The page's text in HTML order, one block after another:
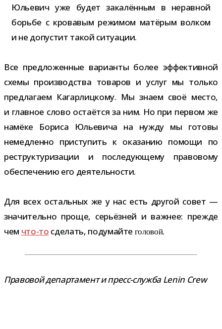
Юльевич уже будет зака­лён­ным в нерав­ной
борьбе с кро­ва­вым режи­мом матё­рым вол­ком
и не допу­стит такой ситуации.
Все пред­ло­жен­ные вари­анты более эффек­тив­ной
схемы про­из­вод­ства това­ров и услуг мы только
пред­ла­гаем Кагарлицкому. Мы знаем своё место,
и глав­ное слово оста­ётся за ним. Но при пер­вом же
намёке Бориса Юльевича на нужду мы готовы
немед­ленно при­сту­пить к ока­за­нию помощи по
реструк­ту­ри­за­ции и после­ду­ю­щему пра­во­вому
обес­пе­че­нию его деятельности.
Для всех осталь­ных же у нас есть дру­гой совет —
зна­чи­тельно проще, серьёз­ней и важ­нее: прежде
чем что-​то сде­лать, поду­майте голо­вой.
Правовой депар­та­мент и пресс-​служба Lenin Crew